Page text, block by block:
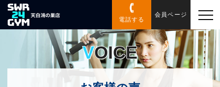
電話する
会員ページ
VOICE